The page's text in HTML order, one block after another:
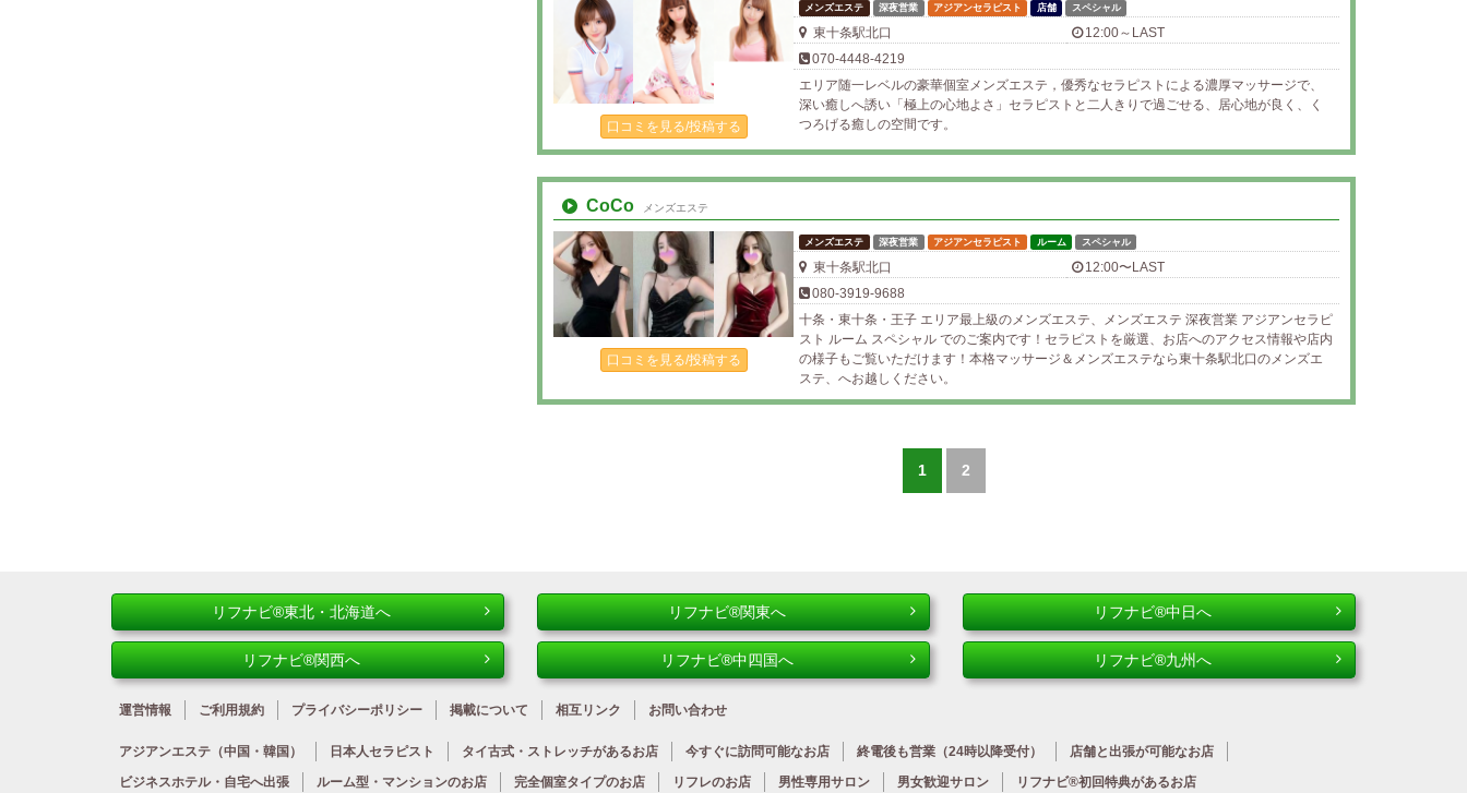
口コミを見る/投稿する
メンズエステ 深夜営業 アジアンセラピスト 店舗 スペシャル
東十条駅北口
12:00～LAST
070-4448-4219
エリア随一レベルの豪華個室メンズエステ，優秀なセラピストによる濃厚マッサージで、
深い癒しへ誘い「極上の心地よさ」セラピストと二人きりで過ごせる、居心地が良く、く
つろげる癒しの空間です。
CoCo メンズエステ
口コミを見る/投稿する
メンズエステ 深夜営業 アジアンセラピスト ルーム スペシャル
東十条駅北口
12:00〜LAST
080-3919-9688
十条・東十条・王子 エリア最上級のメンズエステ、メンズエステ 深夜営業 アジアンセラピ
スト ルーム スペシャル でのご案内です！セラピストを厳選、お店へのアクセス情報や店内
の様子もご覧いただけます！本格マッサージ＆メンズエステなら東十条駅北口のメンズエ
ステ、へお越しください。
1 2
リフナビ®東北・北海道へ リフナビ®関東へ リフナビ®中日へ
リフナビ®関西へ リフナビ®中四国へ リフナビ®九州へ
運営情報 ご利用規約 プライバシーポリシー 掲載について 相互リンク お問い合わせ
アジアンエステ （中国・韓国） 日本人セラピスト タイ古式・ストレッチがあるお店 今すぐに訪問可能なお店 終電後も営業 （24時以降受付） 店舗と出張が可能なお店
ビジネスホテル・ 自宅へ出張 ルーム型・ マンションのお店 完全個室タイプのお店 リフレのお店 男性専用サロン 男女歓迎サロン リフナビ®初回特典があるお店